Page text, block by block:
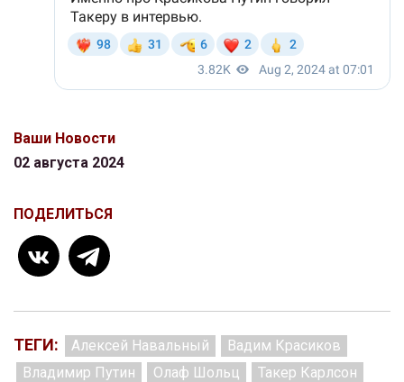
Ваши Новости
02 августа 2024
ПОДЕЛИТЬСЯ
ТЕГИ: Алексей Навальный
Вадим Красиков
Владимир Путин
Олаф Шольц Такер Карлсон